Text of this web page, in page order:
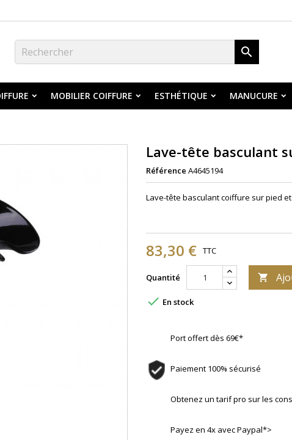

MOBILIER COIFFURE ESTHÉTIQUE MANUCURE
Lave-tête basculant
Référence A4645194
Lave-tête basculant coiffure sur pied
83,30 € TTC
Quantité 
 En stock
Port offert dès 69€*
Paiement 100% sécurisé
Obtenez un tarif pro sur les
Payez en 4x avec Paypal*>